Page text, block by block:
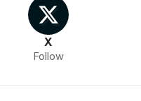
X
Follow